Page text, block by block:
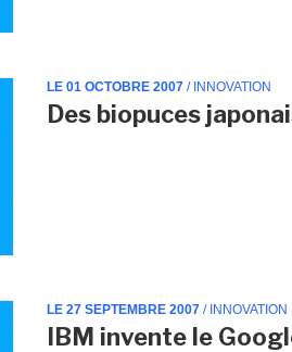
LE 01 OCTOBRE 2007 / INNOVATION
Des biopuces
LE 27 SEPTEMBRE 2007 / INNOVATION
IBM invente le